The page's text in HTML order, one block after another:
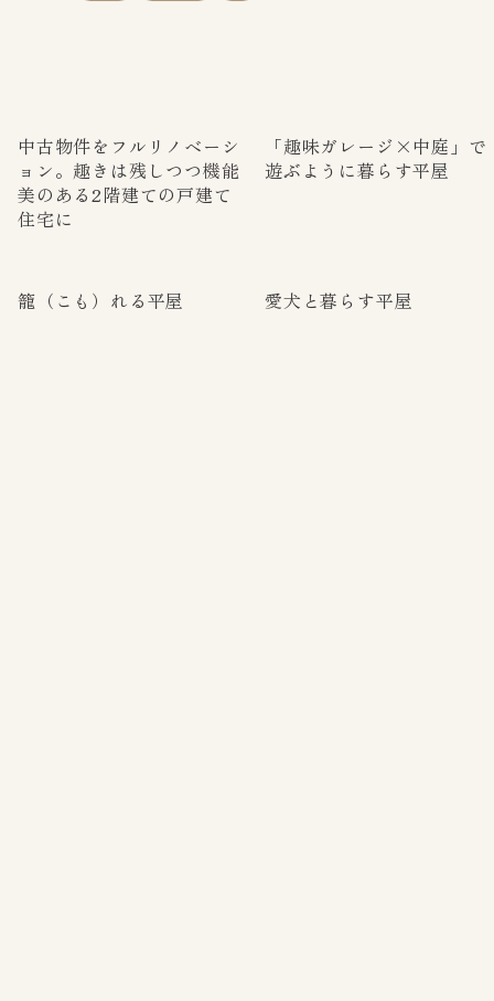
中古物件をフルリノベーシ
ョン。趣きは残しつつ機能
美のある2階建ての戸建て
住宅に
「趣味ガレージ×中庭」で
遊ぶように暮らす平屋
籠（こも）れる平屋 愛犬と暮らす平屋